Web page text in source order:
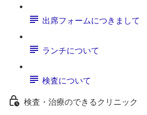
出席フォームにつきまして
ランチについて
検査について
検査・治療のできるクリニック